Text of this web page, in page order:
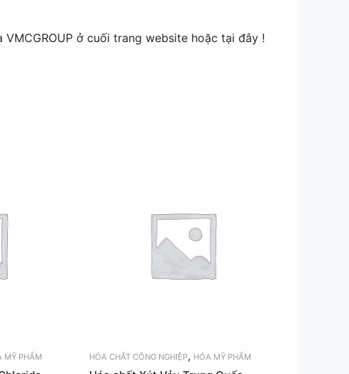
ở cuối trang website hoặc tại đây !
MỸ PHẨM HÓA CHẤT CÔNG NGHIỆP, HÓA MỸ PHẨM